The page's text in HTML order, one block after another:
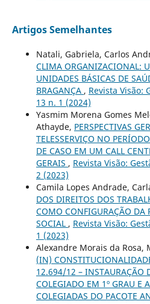
Artigos Semelhantes
Natali, Gabriela, Carlos
CLIMA ORGANIZACIONAL:
UNIDADES BÁSICAS DE
BRAGANÇA , Revista Visão:
13 n. 1 (2024)
Yasmim Morena Gomes
Athayde, PERSPECTIVAS
TELESSERVIÇO NO
DE CASO EM UM CALL
GERAIS , Revista Visão:
2 (2023)
Camila Lopes Andrade,
DOS DIREITOS DOS
COMO CONFIGURAÇÃO DA
SOCIAL , Revista Visão:
1 (2023)
Alexandre Morais da Rosa,
(IN)
12.694/12 – INSTAURAÇÃO
COLEGIADO EM 1º GRAU E
COLEGIADAS DO PACOTE